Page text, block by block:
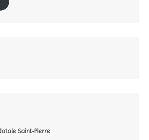
Saint-Pierre